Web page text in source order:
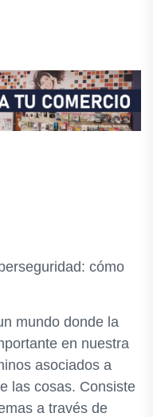
cómo
mundo donde la
en nuestra
asociados a
las cosas. Consiste
a través de